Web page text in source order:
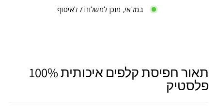
במלאי, מוכן למשלוח / לאיסוף
תאור חפיסת קלפים איכותית 100%
פלסטיק